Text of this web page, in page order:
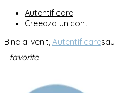
Autentificare
Creeaza un cont
Bine ai venit, Autentificaresau
favorite